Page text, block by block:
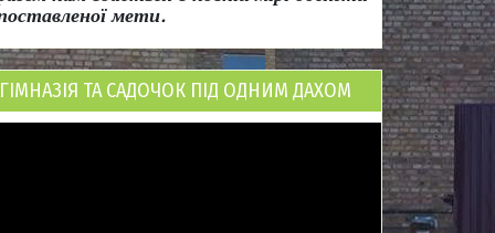
мети.
ГІМНАЗІЯ ТА САДОЧОК ПІД ОДНИМ ДАХОМ